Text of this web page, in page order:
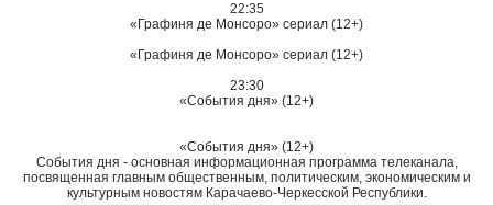
22:35
«Графиня де Монсоро» сериал (12+)
«Графиня де Монсоро» сериал (12+)
23:30
«События дня» (12+)
«События дня» (12+)
События дня - основная информационная программа телеканала,
посвященная главным общественным, политическим, экономическим и
культурным новостям Карачаево-Черкесской Республики.